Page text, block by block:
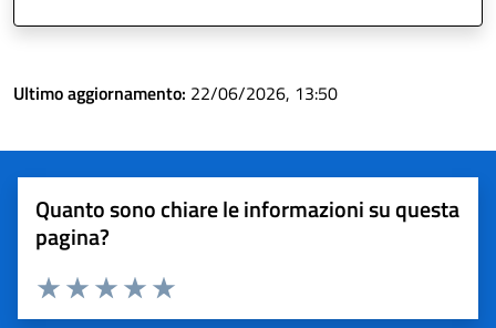
Ultimo aggiornamento: 22/06/2026, 13:50
Quanto sono chiare le informazioni su questa
pagina?
Valuta 5 stelle su 5
Valuta 4 stelle su 5
Valuta 3 stelle su 5
Valuta 2 stelle su 5
Valuta 1 stelle su 5